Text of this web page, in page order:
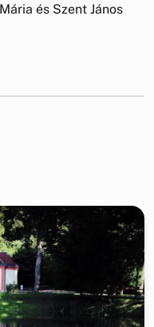
és Szent János